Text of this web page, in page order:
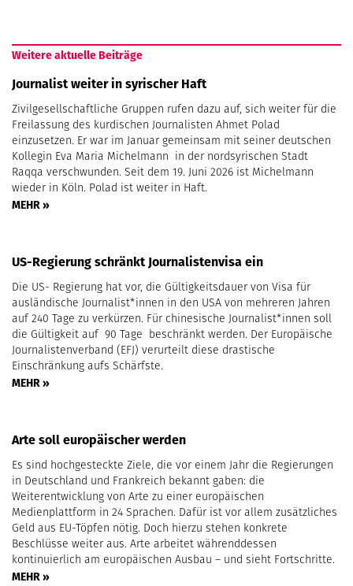
Weitere aktuelle Beiträge
Journalist weiter in syrischer Haft
Zivilgesellschaftliche Gruppen rufen dazu auf, sich weiter für die
Freilassung des kurdischen Journalisten Ahmet Polad
einzusetzen. Er war im Januar gemeinsam mit seiner deutschen
Kollegin Eva Maria Michelmann in der nordsyrischen Stadt
Raqqa verschwunden. Seit dem 19. Juni 2026 ist Michelmann
wieder in Köln. Polad ist weiter in Haft.
MEHR »
US-Regierung schränkt Journalistenvisa ein
Die US- Regierung hat vor, die Gültigkeitsdauer von Visa für
ausländische Journalist*innen in den USA von mehreren Jahren
auf 240 Tage zu verkürzen. Für chinesische Journalist*innen soll
die Gültigkeit auf 90 Tage beschränkt werden. Der Europäische
Journalistenverband (EFJ) verurteilt diese drastische
Einschränkung aufs Schärfste.
MEHR »
Arte soll europäischer werden
Es sind hochgesteckte Ziele, die vor einem Jahr die Regierungen
in Deutschland und Frankreich bekannt gaben: die
Weiterentwicklung von Arte zu einer europäischen
Medienplattform in 24 Sprachen. Dafür ist vor allem zusätzliches
Geld aus EU-Töpfen nötig. Doch hierzu stehen konkrete
Beschlüsse weiter aus. Arte arbeitet währenddessen
kontinuierlich am europäischen Ausbau – und sieht Fortschritte.
MEHR »